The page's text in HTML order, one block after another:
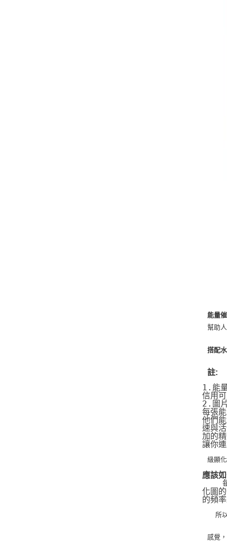
能量
幫助
搭配
註:
1.能
信用
2.圖
每張
他們
速與
加的
讓你
級顯
應該
化圖
的頻
感覺